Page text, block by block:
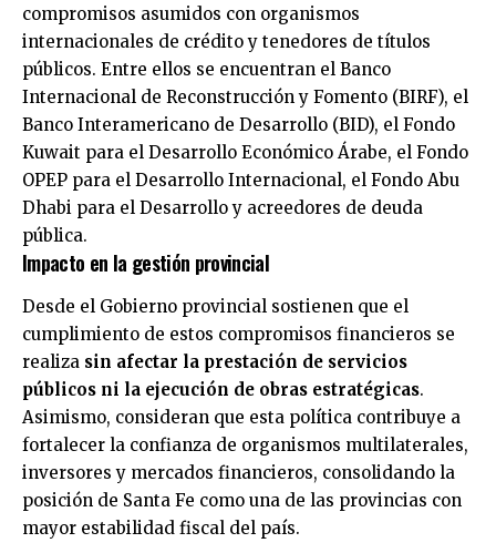
compromisos asumidos con organismos
internacionales de crédito y tenedores de títulos
públicos. Entre ellos se encuentran el Banco
Internacional de Reconstrucción y Fomento (BIRF), el
Banco Interamericano de Desarrollo (BID), el Fondo
Kuwait para el Desarrollo Económico Árabe, el Fondo
OPEP para el Desarrollo Internacional, el Fondo Abu
Dhabi para el Desarrollo y acreedores de deuda
pública.
Impacto en la gestión provincial
Desde el Gobierno provincial sostienen que el
cumplimiento de estos compromisos financieros se
realiza sin afectar la prestación de servicios
públicos ni la ejecución de obras estratégicas.
Asimismo, consideran que esta política contribuye a
fortalecer la confianza de organismos multilaterales,
inversores y mercados financieros, consolidando la
posición de Santa Fe como una de las provincias con
mayor estabilidad fiscal del país.